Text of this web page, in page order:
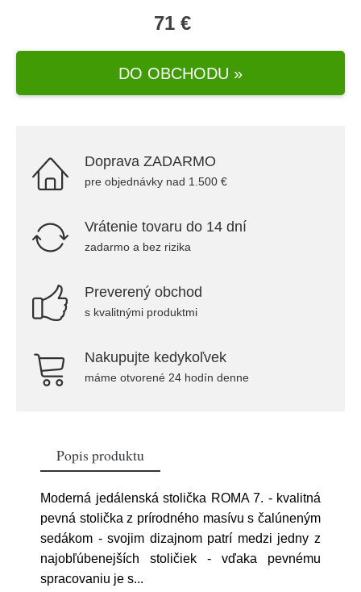
71 €
DO OBCHODU »
Doprava ZADARMO
pre objednávky nad 1.500 €
Vrátenie tovaru do 14 dní
zadarmo a bez rizika
Preverený obchod
s kvalitnými produktmi
Nakupujte kedykoľvek
máme otvorené 24 hodín denne
Popis produktu
Moderná jedálenská stolička ROMA 7. - kvalitná
pevná stolička z prírodného masívu s čalúneným
sedákom - svojim dizajnom patrí medzi jedny z
najobľúbenejších stoličiek - vďaka pevnému
spracovaniu je s...